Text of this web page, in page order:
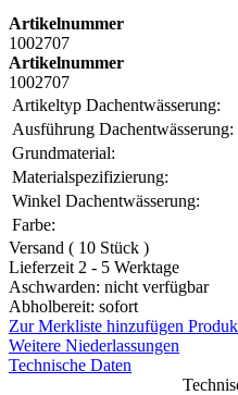
Artikelnummer
1002707
Artikelnummer
1002707
Artikeltyp Dachentwässerung:
Ausführung Dachentwässerung:
Grundmaterial:
Materialspezifizierung:
Winkel Dachentwässerung:
Farbe:
Versand ( 10 Stück )
Lieferzeit 2 - 5 Werktage
Aschwarden: nicht verfügbar
Abholbereit: sofort
Zur Merkliste hinzufügen
Weitere Niederlassungen
Technische Daten